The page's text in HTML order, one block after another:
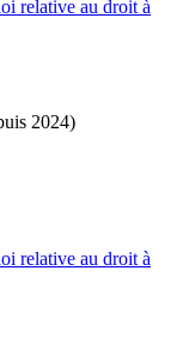
relative au droit à
2024)
relative au droit à